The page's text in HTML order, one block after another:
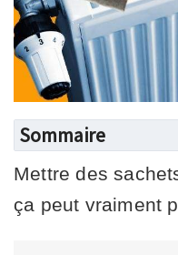
Sommaire
Mettre des
ça peut vraiment